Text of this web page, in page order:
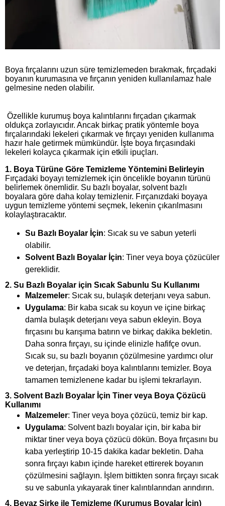
Boya fırçalarını uzun süre temizlemeden bırakmak, fırçadaki
boyanın kurumasına ve fırçanın yeniden kullanılamaz hale
gelmesine neden olabilir.
Özellikle kurumuş boya kalıntılarını fırçadan çıkarmak
oldukça zorlayıcıdır. Ancak birkaç pratik yöntemle boya
fırçalarındaki lekeleri çıkarmak ve fırçayı yeniden kullanıma
hazır hale getirmek mümkündür. İşte boya fırçasındaki
lekeleri kolayca çıkarmak için etkili ipuçları.
1. Boya Türüne Göre Temizleme Yöntemini Belirleyin
Fırçadaki boyayı temizlemek için öncelikle boyanın türünü
belirlemek önemlidir. Su bazlı boyalar, solvent bazlı
boyalara göre daha kolay temizlenir. Fırçanızdaki boyaya
uygun temizleme yöntemi seçmek, lekenin çıkarılmasını
kolaylaştıracaktır.
Su Bazlı Boyalar İçin: Sıcak su ve sabun yeterli
olabilir.
Solvent Bazlı Boyalar İçin: Tiner veya boya çözücüler
gereklidir.
2. Su Bazlı Boyalar için Sıcak Sabunlu Su Kullanımı
Malzemeler: Sıcak su, bulaşık deterjanı veya sabun.
Uygulama: Bir kaba sıcak su koyun ve içine birkaç
damla bulaşık deterjanı veya sabun ekleyin. Boya
fırçasını bu karışıma batırın ve birkaç dakika bekletin.
Daha sonra fırçayı, su içinde elinizle hafifçe ovun.
Sıcak su, su bazlı boyanın çözülmesine yardımcı olur
ve deterjan, fırçadaki boya kalıntılarını temizler. Boya
tamamen temizlenene kadar bu işlemi tekrarlayın.
3. Solvent Bazlı Boyalar İçin Tiner veya Boya Çözücü
Kullanımı
Malzemeler: Tiner veya boya çözücü, temiz bir kap.
Uygulama: Solvent bazlı boyalar için, bir kaba bir
miktar tiner veya boya çözücü dökün. Boya fırçasını bu
kaba yerleştirip 10-15 dakika kadar bekletin. Daha
sonra fırçayı kabın içinde hareket ettirerek boyanın
çözülmesini sağlayın. İşlem bittikten sonra fırçayı sıcak
su ve sabunla yıkayarak tiner kalıntılarından arındırın.
4. Beyaz Sirke ile Temizleme (Kurumuş Boyalar İçin)